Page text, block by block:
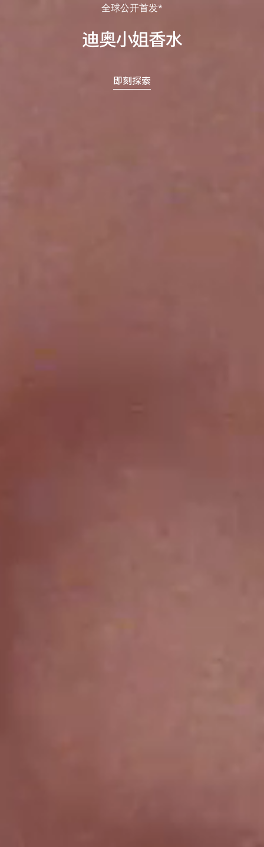
全球公开首发*
迪奥小姐香水
即刻探索
即刻探索